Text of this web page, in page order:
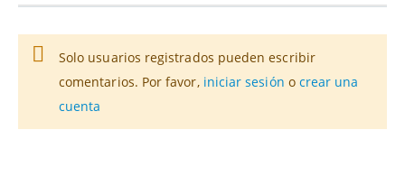
Solo usuarios registrados pueden escribir
comentarios. Por favor, iniciar sesión o crear una
cuenta